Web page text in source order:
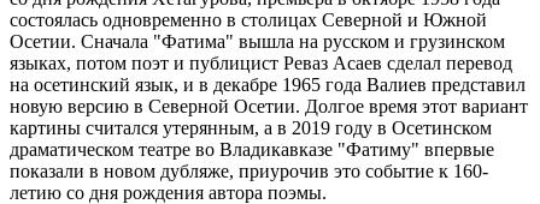
состоялась одновременно в столицах Северной и Южной
Осетии. Сначала "Фатима" вышла на русском и грузинском
языках, потом поэт и публицист Реваз Асаев сделал перевод
на осетинский язык, и в декабре 1965 года Валиев представил
новую версию в Северной Осетии. Долгое время этот вариант
картины считался утерянным, а в 2019 году в Осетинском
драматическом театре во Владикавказе "Фатиму" впервые
показали в новом дубляже, приурочив это событие к 160-
летию со дня рождения автора поэмы.